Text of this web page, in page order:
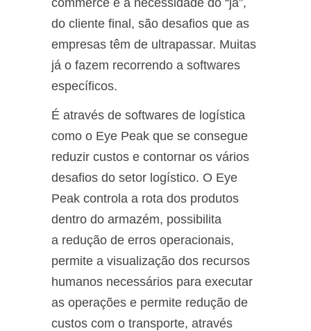
commerce e a necessidade do “já”,
do cliente final, são desafios que as
empresas têm de ultrapassar. Muitas
já o fazem recorrendo a softwares
específicos.
É através de softwares de logística
como o Eye Peak que se consegue
reduzir custos e contornar os vários
desafios do setor logístico. O Eye
Peak controla a rota dos produtos
dentro do armazém, possibilita
a redução de erros operacionais,
permite a visualização dos recursos
humanos necessários para executar
as operações e permite redução de
custos com o transporte, através